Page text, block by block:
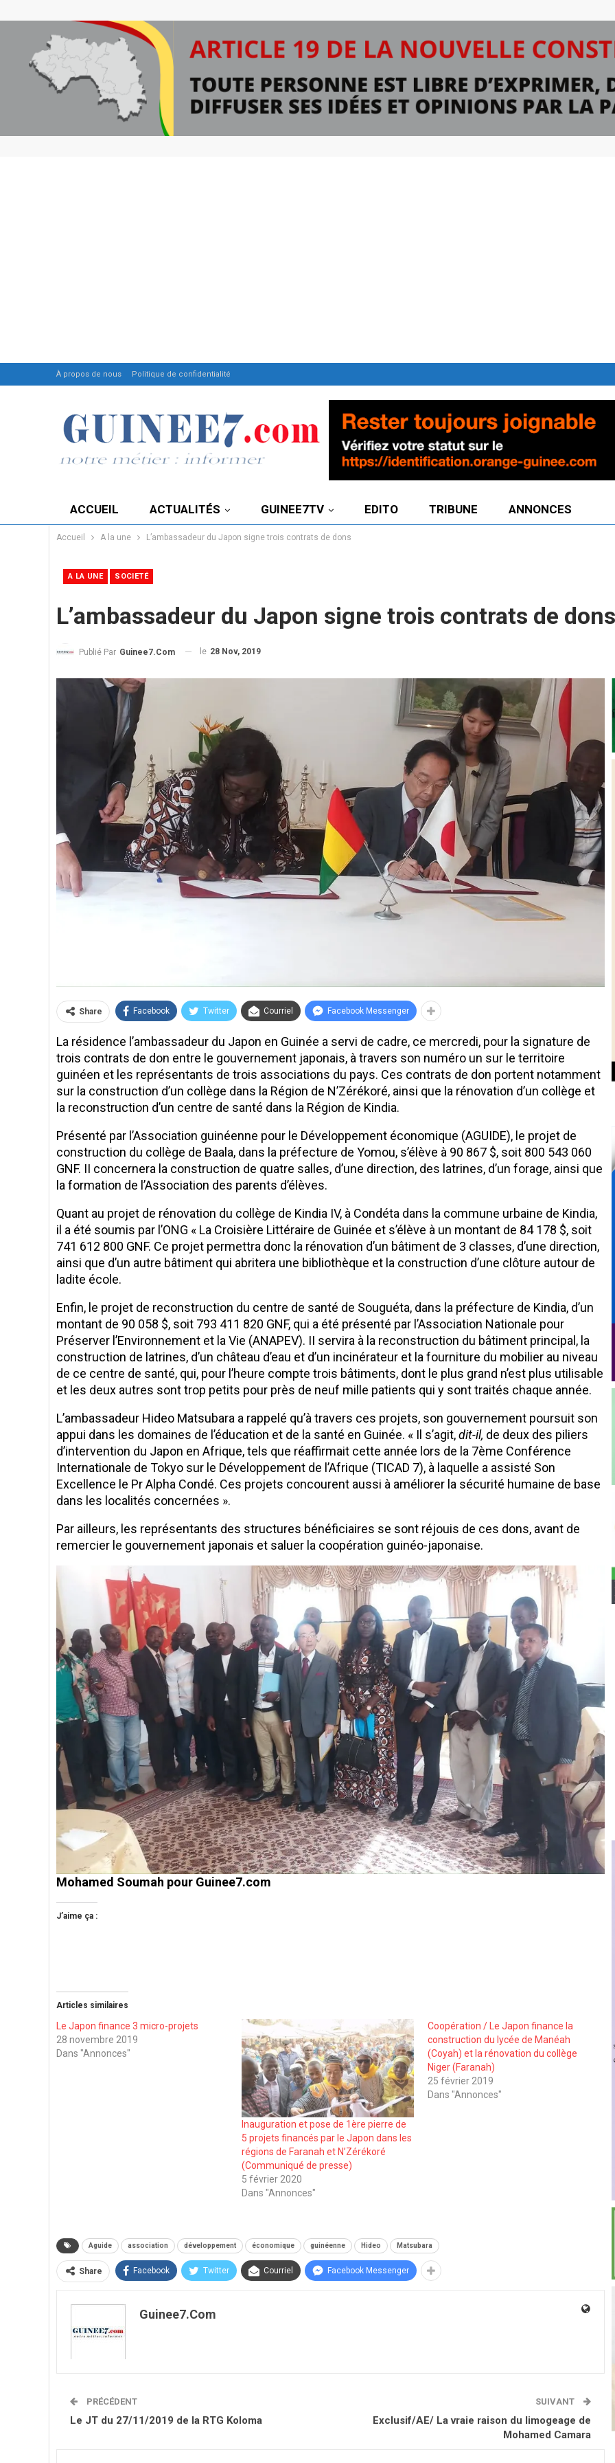
À propos de nous Politique de confidentialité
ACCUEIL ACTUALITÉS GUINEE7TV EDITO TRIBUNE ANNONCES
Accueil A la une L’ambassadeur du Japon signe trois contrats de dons
A LA UNE SOCIETÉ
L’ambassadeur du Japon signe trois contrats de dons
Publié Par Guinee7.com le 28 Nov, 2019
Share Facebook Twitter Courriel Facebook Messenger
La résidence l’ambassadeur du Japon en Guinée a servi de cadre, ce mercredi, pour la signature de
trois contrats de don entre le gouvernement japonais, à travers son numéro un sur le territoire
guinéen et les représentants de trois associations du pays. Ces contrats de don portent notamment
sur la construction d’un collège dans la Région de N’Zérékoré, ainsi que la rénovation d’un collège et
la reconstruction d’un centre de santé dans la Région de Kindia.
Présenté par l’Association guinéenne pour le Développement économique (AGUIDE), le projet de
construction du collège de Baala, dans la préfecture de Yomou, s’élève à 90 867 $, soit 800 543 060
GNF. II concernera la construction de quatre salles, d’une direction, des latrines, d’un forage, ainsi que
la formation de l’Association des parents d’élèves.
Quant au projet de rénovation du collège de Kindia IV, à Condéta dans la commune urbaine de Kindia,
il a été soumis par l’ONG « La Croisière Littéraire de Guinée et s’élève à un montant de 84 178 $, soit
741 612 800 GNF. Ce projet permettra donc la rénovation d’un bâtiment de 3 classes, d’une direction,
ainsi que d’un autre bâtiment qui abritera une bibliothèque et la construction d’une clôture autour de
ladite école.
Enfin, le projet de reconstruction du centre de santé de Souguéta, dans la préfecture de Kindia, d’un
montant de 90 058 $, soit 793 411 820 GNF, qui a été présenté par l’Association Nationale pour
Préserver l’Environnement et la Vie (ANAPEV). II servira à la reconstruction du bâtiment principal, la
construction de latrines, d’un château d’eau et d’un incinérateur et la fourniture du mobilier au niveau
de ce centre de santé, qui, pour l’heure compte trois bâtiments, dont le plus grand n’est plus utilisable
et les deux autres sont trop petits pour près de neuf mille patients qui y sont traités chaque année.
L’ambassadeur Hideo Matsubara a rappelé qu’à travers ces projets, son gouvernement poursuit son
appui dans les domaines de l’éducation et de la santé en Guinée. « Il s’agit,dit-il, de deux des piliers
d’intervention du Japon en Afrique, tels que réaffirmait cette année lors de la 7ème Conférence
Internationale de Tokyo sur le Développement de l’Afrique (TICAD 7), à laquelle a assisté Son
Excellence le Pr Alpha Condé. Ces projets concourent aussi à améliorer la sécurité humaine de base
dans les localités concernées ».
Par ailleurs, les représentants des structures bénéficiaires se sont réjouis de ces dons, avant de
remercier le gouvernement japonais et saluer la coopération guinéo-japonaise.
Mohamed Soumah pour Guinee7.com
J’aime ça :
Articles similaires
Le Japon finance 3 micro-projets
28 novembre 2019
Dans "Annonces"
Inauguration et pose de 1ère pierre de
5 projets financés par le Japon dans les
régions de Faranah et N’Zérékoré
(Communiqué de presse)
5 février 2020
Dans "Annonces"
Coopération / Le Japon finance la
construction du lycée de Manéah
(Coyah) et la rénovation du collège
Niger (Faranah)
25 février 2019
Dans "Annonces"
Aguide association développement économique guinéenne Hideo Matsubara
Share Facebook Twitter Courriel Facebook Messenger
Guinee7.com
PRÉCÉDENT
Le JT du 27/11/2019 de la RTG Koloma
SUIVANT
Exclusif/AE/ La vraie raison du limogeage de
Mohamed Camara